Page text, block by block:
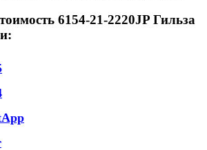
6154-21-2220JP Гильза